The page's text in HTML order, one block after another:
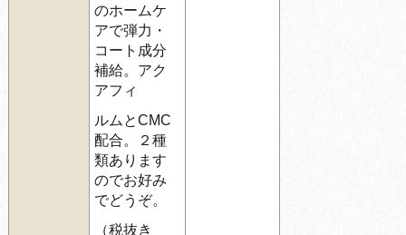
のホームケ
アで弾力・
コート成分
補給。アク
アフィ
ルムとCMC
配合。２種
類あります
のでお好み
でどうぞ。
（税抜き